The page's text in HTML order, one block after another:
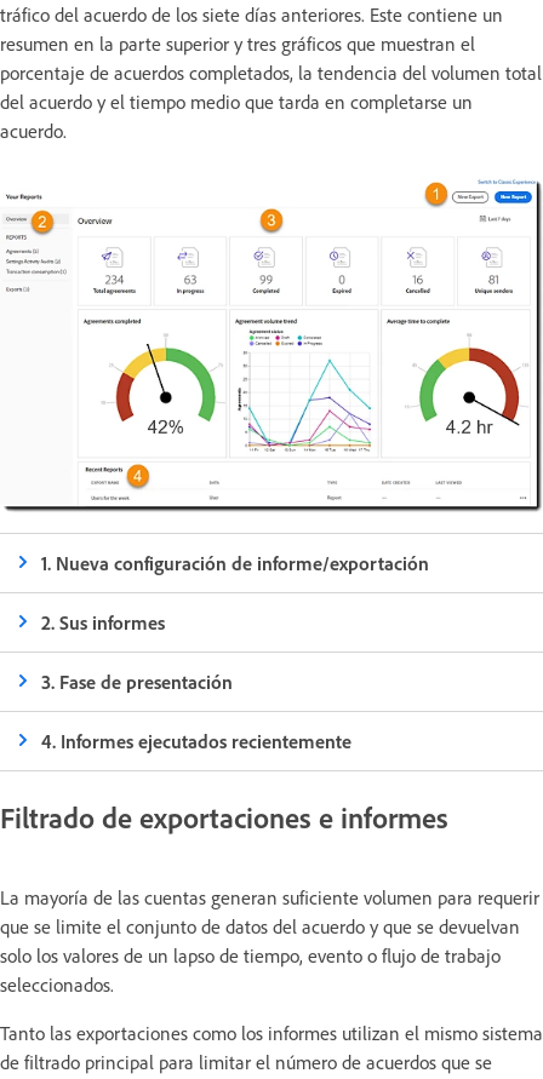
tráfico del acuerdo de los siete días anteriores. Este contiene un
resumen en la parte superior y tres gráficos que muestran el
porcentaje de acuerdos completados, la tendencia del volumen total
del acuerdo y el tiempo medio que tarda en completarse un
acuerdo.
1. Nueva configuración de informe/exportación
2. Sus informes
3. Fase de presentación
4. Informes ejecutados recientemente
Filtrado de exportaciones e informes
La mayoría de las cuentas generan suficiente volumen para requerir
que se limite el conjunto de datos del acuerdo y que se devuelvan
solo los valores de un lapso de tiempo, evento o flujo de trabajo
seleccionados.
Tanto las exportaciones como los informes utilizan el mismo sistema
de filtrado principal para limitar el número de acuerdos que se